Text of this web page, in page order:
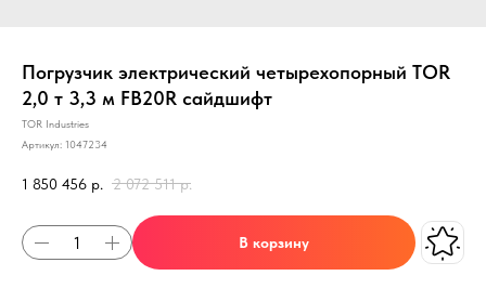
Погрузчик электрический четырехопорный TOR
2,0 т 3,3 м FB20R сайдшифт
TOR Industries
Артикул: 1047234
1 850 456 р. 2 072 511 р.
В корзину